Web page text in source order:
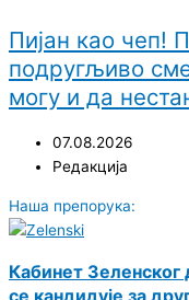
Пијан као чеп!
подругљиво
могу и да
07.08.2026
Редакција
Наша препорука:
Кабинет
се кандидује за